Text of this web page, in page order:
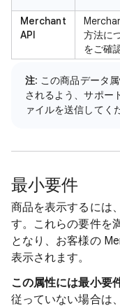
Merchant
API
方法に
をご確
注: この商品データ
されるよう、サポー
ァイルを送信してく
最小要件
商品を表示するには
す。これらの要件を
となり、お客様の
表示されます。
この属性には最小要
従っていない場合は